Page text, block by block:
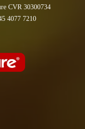
CVR 30300734
4077 7210